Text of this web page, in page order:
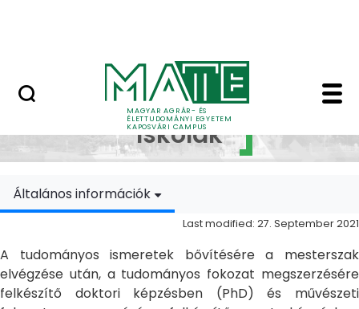
MAGYAR AGRÁR- ÉS
ÉLETTUDOMÁNYI EGYETEM
KAPOSVÁRI CAMPUS
Doktori Iskolák -
Doktori
Iskolák
Általános információk
Last modified: 27. September 2021
A tudományos ismeretek bővítésére a mesterszak
elvégzése után, a tudományos fokozat megszerzésére
felkészítő doktori képzésben (PhD) és művészeti